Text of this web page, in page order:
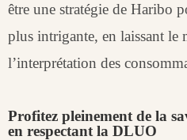
être une stratégie de Haribo
plus intrigante, en laissant le
l’interprétation des
Profitez pleinement de la
en respectant la DLUO